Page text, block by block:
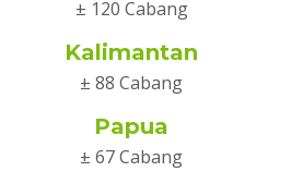
± 120 Cabang
Kalimantan
± 88 Cabang
Papua
± 67 Cabang